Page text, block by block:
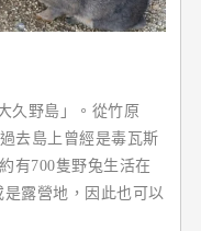
久野島」。從竹原
去島上曾經是毒瓦斯
有700隻野兔生活在
露營地，因此也可以